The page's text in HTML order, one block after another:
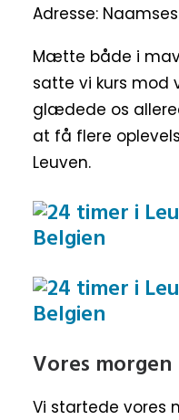
Adresse:
Mætte både i
satte vi kurs mod
glædede os
at få flere
Leuven.
Vores morgen
Vi startede vores